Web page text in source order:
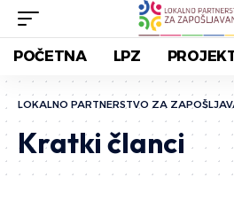
POČETNA LPZ
LOKALNO PARTNERSTVO ZA
Kratki članci